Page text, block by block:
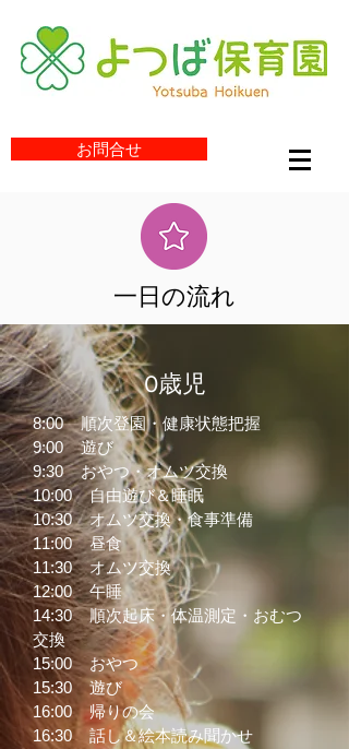
お問合せ
一日の流れ
0歳児
8:00 順次登園・健康状態把握
9:00 遊び
9:30 おやつ・オムツ交換
10:00 自由遊び＆睡眠
10:30 オムツ交換・食事準備
11:00 昼食
11:30 オムツ交換
12:00 午睡
14:30 順次起床・体温測定・おむつ
交換
15:00 おやつ
15:30 遊び
16:00 帰りの会
16:30 話し＆絵本読み聞かせ